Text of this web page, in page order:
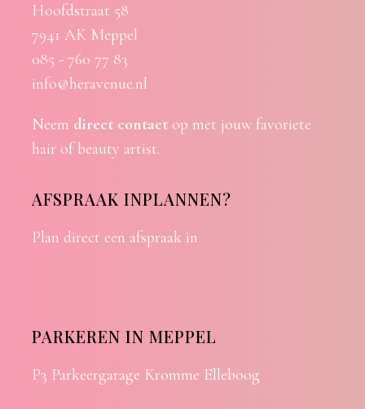
Hoofdstraat 58
7941 AK Meppel
085 - 760 77 83
info@heravenue.nl
Neem direct contactop met jouw favoriete
hair of beauty artist.
AFSPRAAK INPLANNEN?
Plan direct een afspraak in
PARKEREN IN MEPPEL
P3 Parkeergarage Kromme Elleboog